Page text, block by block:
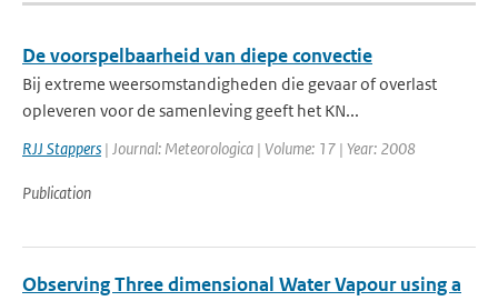
De voorspelbaarheid van diepe convectie
Bij extreme weersomstandigheden die gevaar of overlast
opleveren voor de samenleving geeft het KN...
RJJ Stappers | Journal: Meteorologica | Volume: 17 | Year: 2008
Publication
Observing Three dimensional Water Vapour using a